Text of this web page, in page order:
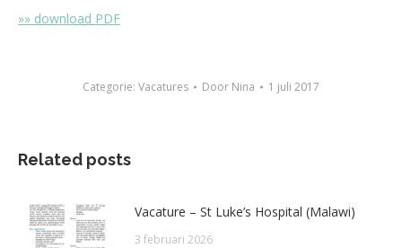
»» download PDF
Categorie: Vacatures Door Nina 1 juli 2017
Related posts
Vacature – St Luke’s Hospital (Malawi)
3 februari 2026